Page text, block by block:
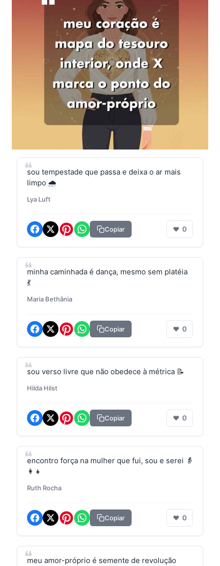
sou tempestade que passa e deixa o ar mais
limpo 🌧️
Lya Luft
Copiar ❤ 0
minha caminhada é dança, mesmo sem platéia
💃
Maria Bethânia
Copiar ❤ 0
sou verso livre que não obedece à métrica 📝
Hilda Hilst
Copiar ❤ 0
encontro força na mulher que fui, sou e serei 👵
👩👧
Ruth Rocha
Copiar ❤ 0
meu amor-próprio é semente de revolução